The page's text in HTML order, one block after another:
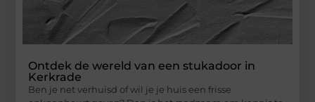
Ontdek de wereld van een stukadoor in
Kerkrade
Ben je net verhuisd of wil je je huis een frisse